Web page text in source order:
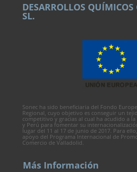
DESARROLLOS QUÍMICOS
SL.
Sonec ha sido beneficiaria del Fondo
Regional, cuyo objetivo es conseguir un
competitivo y gracias al cual ha acudido a
y Perú para fomentar su
lugar del 11 al 17 de junio de 2017. Para
apoyo del Programa Internacional de
Comercio de Valladolid.
Más Información